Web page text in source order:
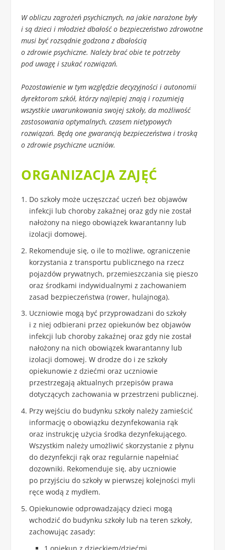
W obliczu zagrożeń psychicznych, na jakie narażone były
i są dzieci i młodzież dbałość o bezpieczeństwo zdrowotne
musi być rozsądnie godzona z dbałością
o zdrowie psychiczne. Należy brać obie te potrzeby
pod uwagę i szukać rozwiązań.
Pozostawienie w tym względzie decyzyjności i autonomii
dyrektorom szkół, którzy najlepiej znają i rozumieją
wszystkie uwarunkowania swojej szkoły, da możliwość
zastosowania optymalnych, czasem nietypowych
rozwiązań. Będą one gwarancją bezpieczeństwa i troską
o zdrowie psychiczne uczniów.
ORGANIZACJA ZAJĘĆ
Do szkoły może uczęszczać uczeń bez objawów
infekcji lub choroby zakaźnej oraz gdy nie został
nałożony na niego obowiązek kwarantanny lub
izolacji domowej.
Rekomenduje się, o ile to możliwe, ograniczenie
korzystania z transportu publicznego na rzecz
pojazdów prywatnych, przemieszczania się pieszo
oraz środkami indywidualnymi z zachowaniem
zasad bezpieczeństwa (rower, hulajnoga).
Uczniowie mogą być przyprowadzani do szkoły
i z niej odbierani przez opiekunów bez objawów
infekcji lub choroby zakaźnej oraz gdy nie został
nałożony na nich obowiązek kwarantanny lub
izolacji domowej. W drodze do i ze szkoły
opiekunowie z dziećmi oraz uczniowie
przestrzegają aktualnych przepisów prawa
dotyczących zachowania w przestrzeni publicznej.
Przy wejściu do budynku szkoły należy zamieścić
informację o obowiązku dezynfekowania rąk
oraz instrukcję użycia środka dezynfekującego.
Wszystkim należy umożliwić skorzystanie z płynu
do dezynfekcji rąk oraz regularnie napełniać
dozowniki. Rekomenduje się, aby uczniowie
po przyjściu do szkoły w pierwszej kolejności myli
ręce wodą z mydłem.
Opiekunowie odprowadzający dzieci mogą
wchodzić do budynku szkoły lub na teren szkoły,
zachowując zasady: